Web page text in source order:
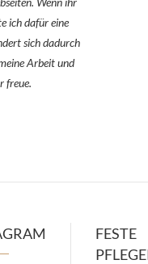
ich dafür eine
sich dadurch
Arbeit und
freue.
FESTE